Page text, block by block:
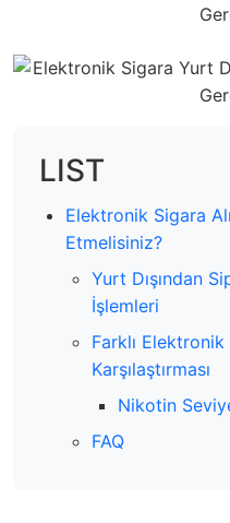
LIST
Elektronik Sigara
Etmelisiniz?
Yurt Dışından
İşlemleri
Farklı
Karşılaştırması
Nikotin
FAQ